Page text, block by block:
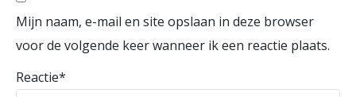
Mijn naam, e-mail en site opslaan in deze browser
voor de volgende keer wanneer ik een reactie plaats.
Reactie*